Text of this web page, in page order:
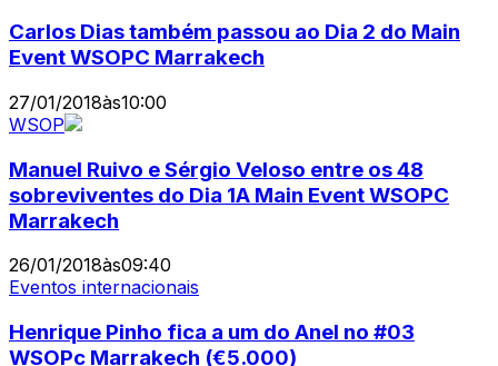
Carlos Dias também passou ao Dia 2 do Main
Event WSOPC Marrakech
27/01/2018às10:00
WSOP
Manuel Ruivo e Sérgio Veloso entre os 48
sobreviventes do Dia 1A Main Event WSOPC
Marrakech
26/01/2018às09:40
Eventos internacionais
Henrique Pinho fica a um do Anel no #03
WSOPc Marrakech (€5.000)